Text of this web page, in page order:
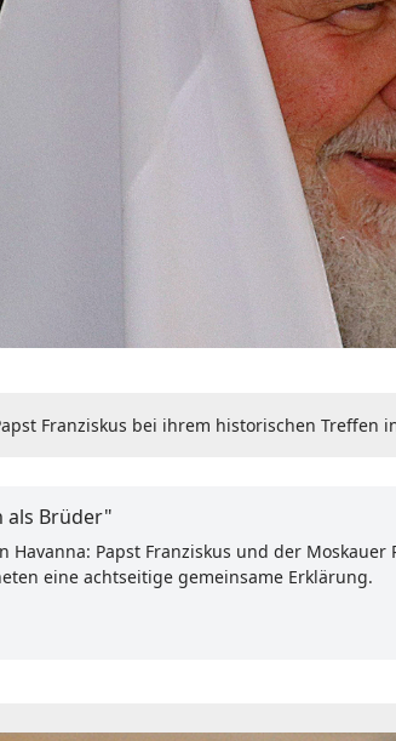
Franziskus bei ihrem historischen Treffen
als Brüder"
Havanna: Papst Franziskus und der
eine achtseitige gemeinsame Erklärung.